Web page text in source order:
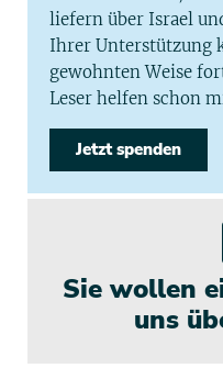
liefern über Israel
Ihrer Unterstützung
gewohnten Weise
Leser helfen schon
Jetzt spenden
Sie wollen
uns